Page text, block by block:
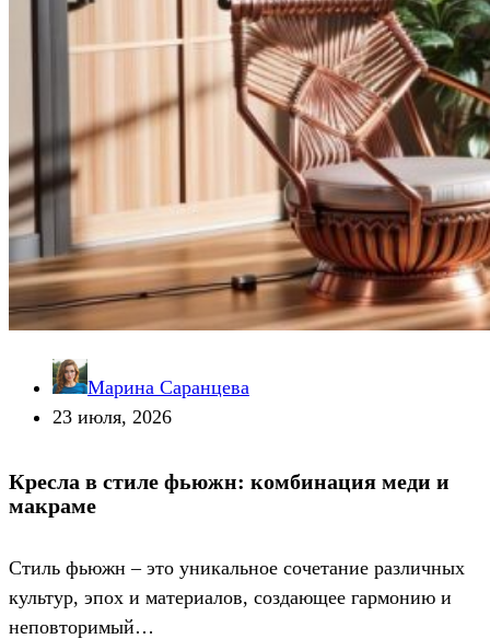
Марина Саранцева
23 июля, 2026
Кресла в стиле фьюжн: комбинация меди и
макраме
Стиль фьюжн – это уникальное сочетание различных
культур, эпох и материалов, создающее гармонию и
неповторимый…